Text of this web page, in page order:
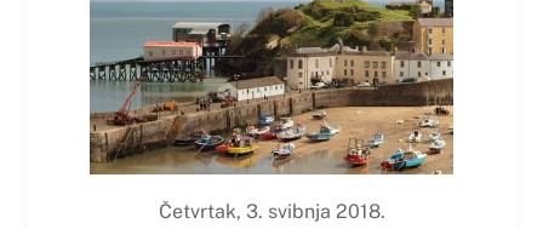
Četvrtak, 3. svibnja 2018.